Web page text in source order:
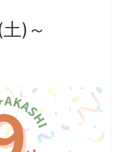
)～